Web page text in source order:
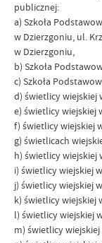
publicznej:
a) Szkoła
w Dzierzgoniu, ul.
w Dzierzgoniu,
b) Szkoła
c) Szkoła
d) świetlicy wiejskiej
e) świetlicy wiejskiej
f) świetlicy wiejskiej
g) świetlicach
h) świetlicy wiejskiej
i) świetlicy wiejskiej
j) świetlicy wiejskiej
k) świetlicy wiejskiej
l) świetlicy wiejskiej
m) świetlicy